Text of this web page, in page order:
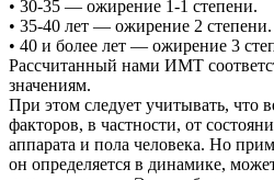
• 30-35 — ожирение 1-1 степени.
• 35-40 лет — ожирение 2 степени.
• 40 и более лет — ожирение 3
Рассчитанный нами ИМТ
значениям.
При этом следует учитывать, что
факторов, в частности, от
аппарата и пола человека. Но
он определяется в динамике,